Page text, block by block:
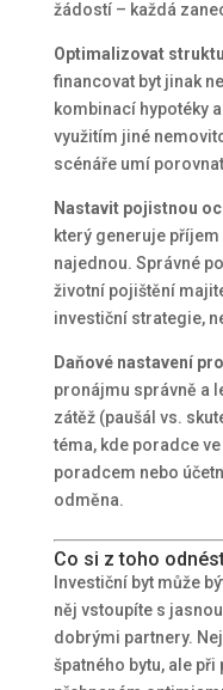
žádostí – každá
Optimalizovat
financovat byt jinak
kombinací hypotéky
využitím jiné
scénáře umí
Nastavit pojistnou
který generuje
najednou. Správné
životní pojištění
investiční strategie,
Daňové nastavení
pronájmu správně a
zátěž (paušál vs.
téma, kde poradce
poradcem nebo
odměna.
Co si z toho
Investiční byt může
něj vstoupíte s
dobrými partnery.
špatného bytu, ale